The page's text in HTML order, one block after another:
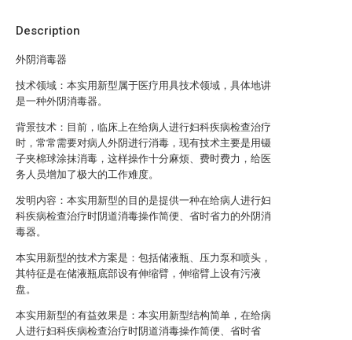
Description
外阴消毒器
技术领域：本实用新型属于医疗用具技术领域，具体地讲
是一种外阴消毒器。
背景技术：目前，临床上在给病人进行妇科疾病检查治疗
时，常常需要对病人外阴进行消毒，现有技术主要是用镊
子夹棉球涂抹消毒，这样操作十分麻烦、费时费力，给医
务人员增加了极大的工作难度。
发明内容：本实用新型的目的是提供一种在给病人进行妇
科疾病检查治疗时阴道消毒操作简便、省时省力的外阴消
毒器。
本实用新型的技术方案是：包括储液瓶、压力泵和喷头，
其特征是在储液瓶底部设有伸缩臂，伸缩臂上设有污液
盘。
本实用新型的有益效果是：本实用新型结构简单，在给病
人进行妇科疾病检查治疗时阴道消毒操作简便、省时省